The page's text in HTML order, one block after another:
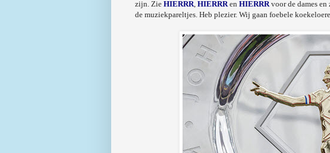
zijn. Zie HIERRR, HIERRRen HIERRRvoor de dames en
de muziekpareltjes. Heb plezier. Wij gaan foebele